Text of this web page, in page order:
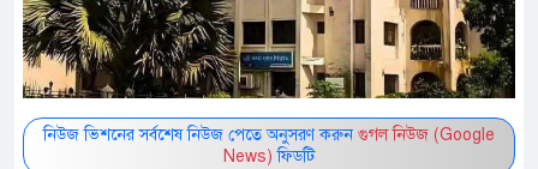
নিউজ ভিশনের সর্বশেষ নিউজ পেতে অনুসরণ করুন গুগল নিউজ (Google
News) ফিডটি